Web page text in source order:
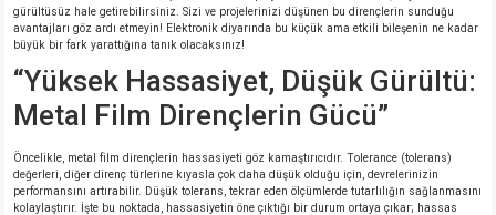
gürültüsüz hale getirebilirsiniz. Sizi ve projelerinizi düşünen bu dirençlerin sunduğu
avantajları göz ardı etmeyin! Elektronik diyarında bu küçük ama etkili bileşenin ne kadar
büyük bir fark yarattığına tanık olacaksınız!
“Yüksek Hassasiyet, Düşük Gürültü:
Metal Film Dirençlerin Gücü”
Öncelikle, metal film dirençlerin hassasiyeti göz kamaştırıcıdır. Tolerance (tolerans)
değerleri, diğer direnç türlerine kıyasla çok daha düşük olduğu için, devrelerinizin
performansını artırabilir. Düşük tolerans, tekrar eden ölçümlerde tutarlılığın sağlanmasını
kolaylaştırır. İşte bu noktada, hassasiyetin öne çıktığı bir durum ortaya çıkar; hassas